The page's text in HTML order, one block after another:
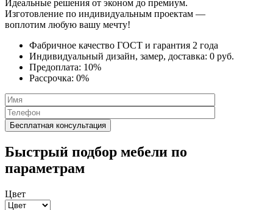
Идеальные решения от эконом до премиум.
Изготовление по индивидуальным проектам —
воплотим любую вашу мечту!
Фабричное качество ГОСТ и гарантия 2 года
Индивидуальный дизайн, замер, доставка: 0 руб.
Предоплата: 10%
Рассрочка: 0%
Быстрый подбор мебели по
параметрам
Цвет